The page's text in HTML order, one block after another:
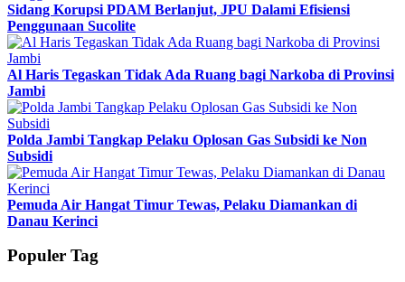
Sidang Korupsi PDAM Berlanjut, JPU Dalami Efisiensi
Penggunaan Sucolite
Al Haris Tegaskan Tidak Ada Ruang bagi Narkoba di Provinsi
Jambi
Polda Jambi Tangkap Pelaku Oplosan Gas Subsidi ke Non
Subsidi
Pemuda Air Hangat Timur Tewas, Pelaku Diamankan di
Danau Kerinci
Populer Tag